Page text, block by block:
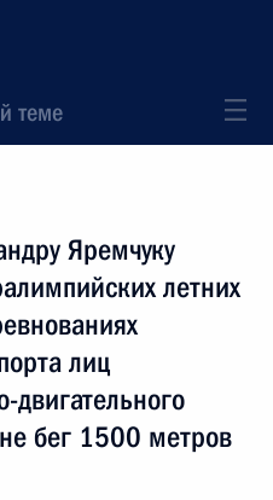
теме
Яремчуку
летних
лиц
бег 1500 метров